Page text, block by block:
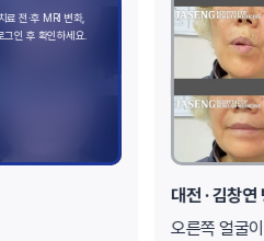
대전 · 김창연
오른쪽 얼굴